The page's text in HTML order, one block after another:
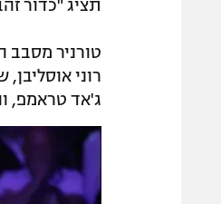
תציג "כדור
טורניר
ג'אד טראמפ,